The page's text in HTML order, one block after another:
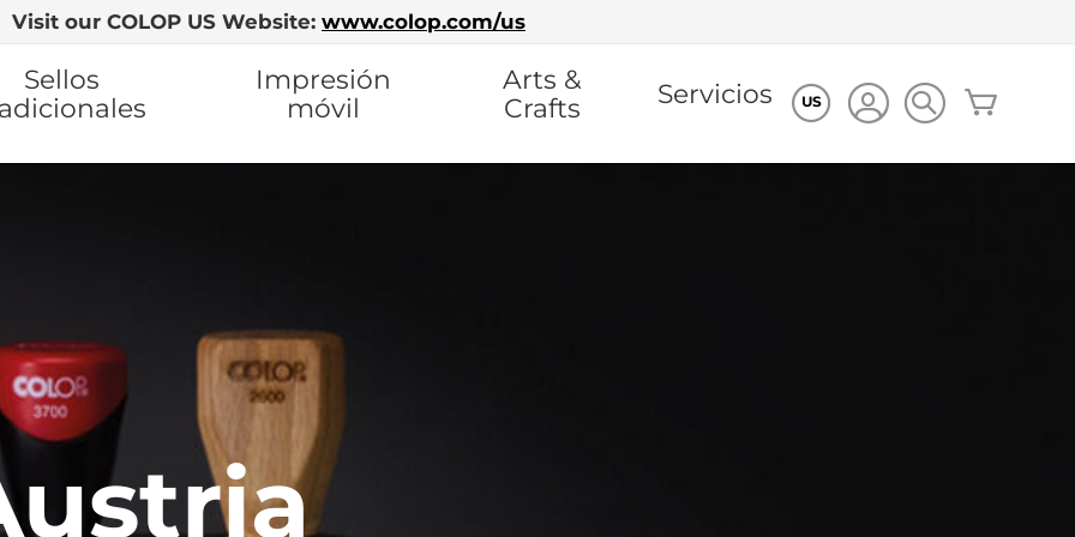
Visit our COLOP US Website: www.colop.com/us
US
Sellos
Impresión
móvil
Arts &
Crafts
Servicios